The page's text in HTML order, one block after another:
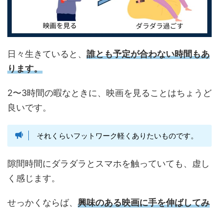
日々生きていると、 誰とも予定が合わない時間もあ
ります。
2〜3時間の暇なときに、映画を見ることはちょうど
良いです。
それくらいフットワーク軽くありたいものです。
隙間時間にダラダラとスマホを触っていても、虚し
く感じます。
せっかくならば、 興味のある映画に手を伸ばしてみ